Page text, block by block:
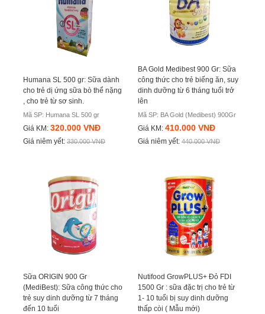
Humana SL 500 gr: Sữa dành
cho trẻ dị ứng sữa bò thể nặng
, cho trẻ từ sơ sinh.
Mã SP: Humana SL 500 gr
Giá KM: 320.000 VNĐ
Giá niêm yết: 330.000 VNĐ
BA Gold Medibest 900 Gr: Sữa
công thức cho trẻ biếng ăn, suy
dinh dưỡng từ 6 tháng tuổi trở
lên
Mã SP: BA Gold (Medibest) 900Gr
Giá KM: 410.000 VNĐ
Giá niêm yết: 440.000 VNĐ
Sữa ORIGIN 900 Gr
(MediBest): Sữa công thức cho
trẻ suy dinh dưỡng từ 7 tháng
đến 10 tuổi
Nutifood GrowPLUS+ Đỏ FDI
1500 Gr : sữa đặc trị cho trẻ từ
1- 10 tuổi bị suy dinh dưỡng
thấp còi ( Mẫu mới)